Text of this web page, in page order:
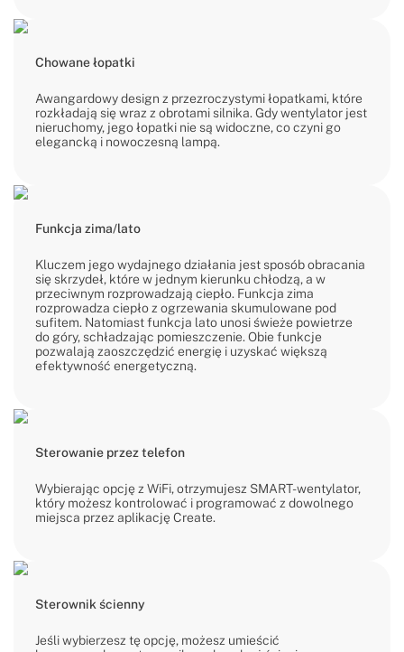
Chowane łopatki
Awangardowy design z przezroczystymi łopatkami, które
rozkładają się wraz z obrotami silnika. Gdy wentylator jest
nieruchomy, jego łopatki nie są widoczne, co czyni go
elegancką i nowoczesną lampą.
Funkcja zima/lato
Kluczem jego wydajnego działania jest sposób obracania
się skrzydeł, które w jednym kierunku chłodzą, a w
przeciwnym rozprowadzają ciepło. Funkcja zima
rozprowadza ciepło z ogrzewania skumulowane pod
sufitem. Natomiast funkcja lato unosi świeże powietrze
do góry, schładzając pomieszczenie. Obie funkcje
pozwalają zaoszczędzić energię i uzyskać większą
efektywność energetyczną.
Sterowanie przez telefon
Wybierając opcję z WiFi, otrzymujesz SMART-wentylator,
który możesz kontrolować i programować z dowolnego
miejsca przez aplikację Create.
Sterownik ścienny
Jeśli wybierzesz tę opcję, możesz umieścić